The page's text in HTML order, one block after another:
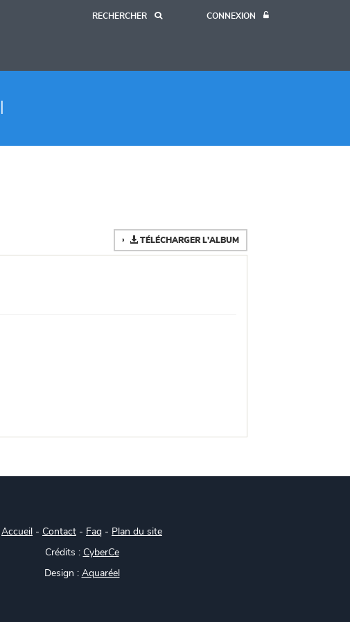
RECHERCHER CONNEXION
TÉLÉCHARGER L'ALBUM
Accueil - Contact - Faq - Plan du site
Crédits : CyberCe
Design : Aquaréel